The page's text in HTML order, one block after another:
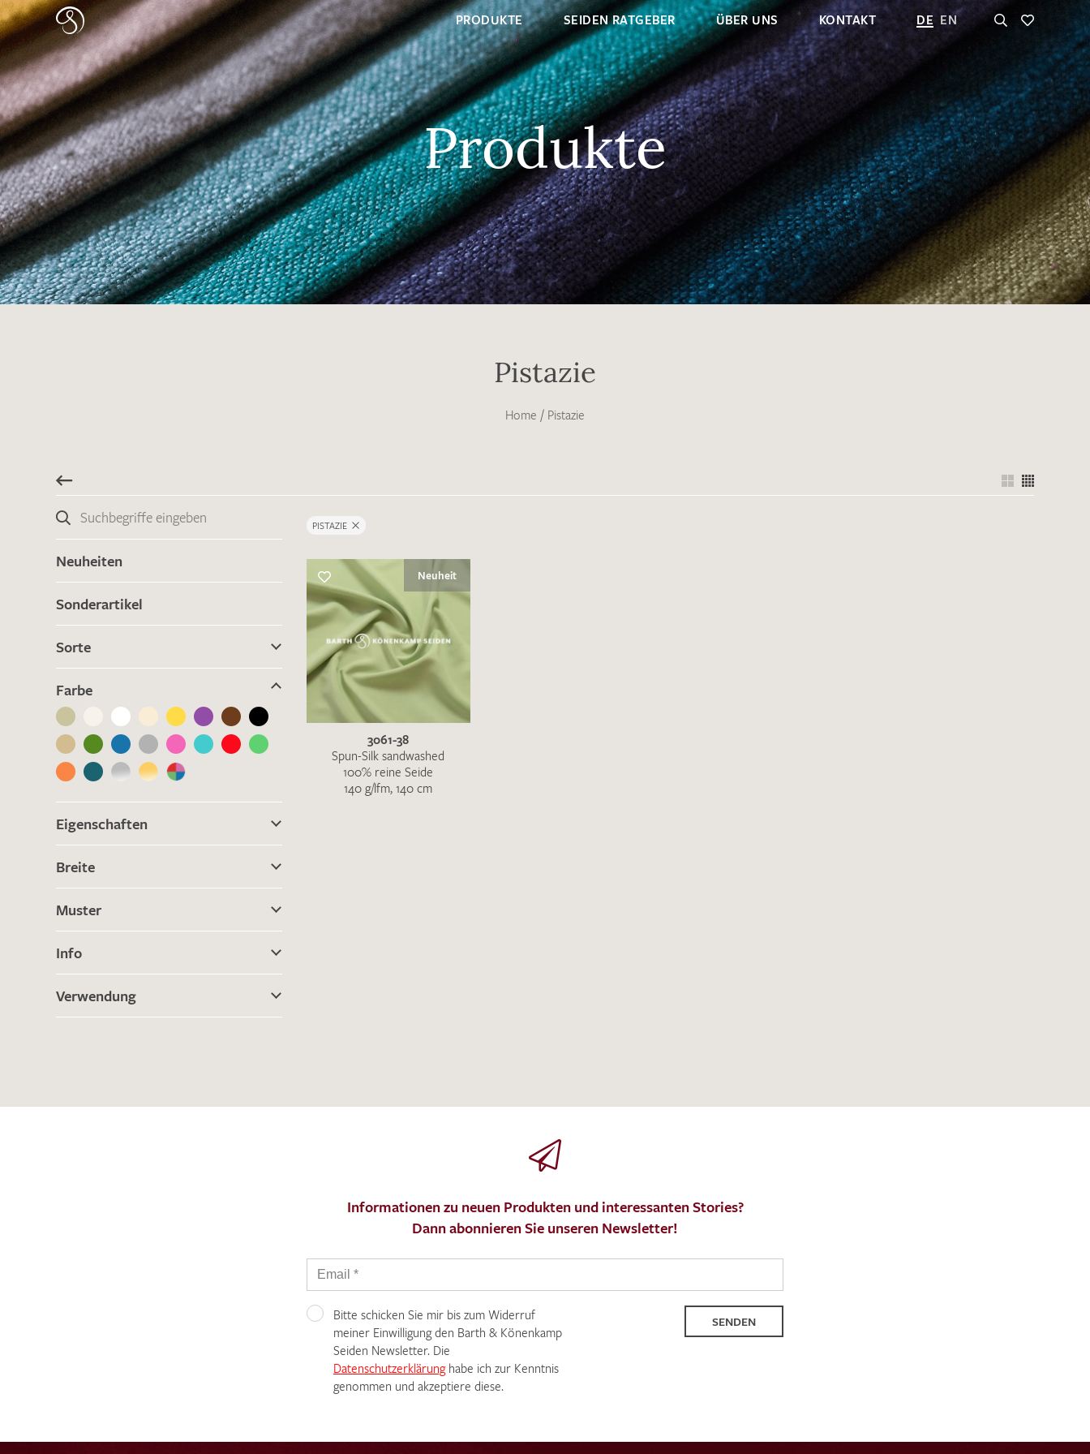
PRODUKTE SEIDEN RATGEBER ÜBER UNS KONTAKT DE EN
Merkliste / Musteranfrage
Es sind bisher keine Produkte auf Ihrer
Merkliste.
Sollten Sie dennoch eine individuelle
Musteranfrage stellen wollen, vermerken
Sie diese bitte im Feld "Anmerkungen".
IHRE KONTAKTDATEN
Leider ist das Kontaktformular zum aktuellen Zeitpunkt nicht funktionstüchtig. Bitte
schreiben Sie eine E-Mail mit ihren Kontaktdaten direkt an
genutzt werden. DieDatenschutzbestimmungenhabe ich zur Kenntnis genommen und akzeptiere diese.
Produkte
Pistazie
Home / Pistazie
Neuheiten
Sonderartikel
Sorte
Farbe
Eigenschaften
Breite
Muster
Info
Verwendung
PISTAZIE
Neuheit
3061-38
Spun-Silk sandwashed
100% reine Seide
140 g/lfm, 140 cm
Informationen zu neuen Produkten und interessanten Stories?
Dann abonnieren Sie unseren Newsletter!
Bitte schicken Sie mir bis zum Widerruf
meiner Einwilligung den Barth & Könenkamp
Seiden Newsletter. Die
Datenschutzerklärunghabe ich zur Kenntnis
genommen und akzeptiere diese.
SENDEN